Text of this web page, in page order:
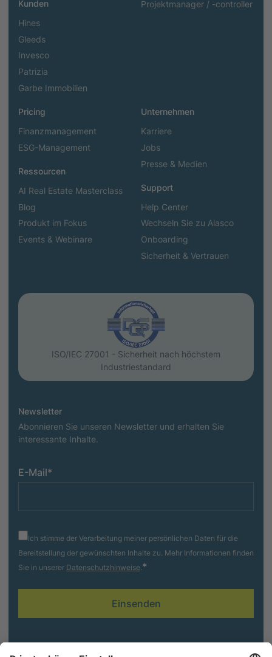
Kunden
Hines
Gleeds
Invesco
Patrizia
Garbe Immobilien
Projektmanager / -controller
Pricing
Finanzmanagement
ESG-Management
Ressourcen
AI Real Estate Masterclass
Blog
Produkt im Fokus
Events & Webinare
Unternehmen
Karriere
Jobs
Presse & Medien
Support
Help Center
Wechseln Sie zu Alasco
Onboarding
Sicherheit & Vertrauen
ISO/IEC 27001 - Sicherheit nach höchstem
Industriestandard
Newsletter
Abonnieren Sie unseren Newsletter und erhalten Sie
interessante Inhalte.
E-Mail*
Ich stimme der Verarbeitung meiner persönlichen Daten für die
Bereitstellung der gewünschten Inhalte zu. Mehr Informationen finden
Sie in unserer Datenschutzhinweise.*
Folgen Sie uns